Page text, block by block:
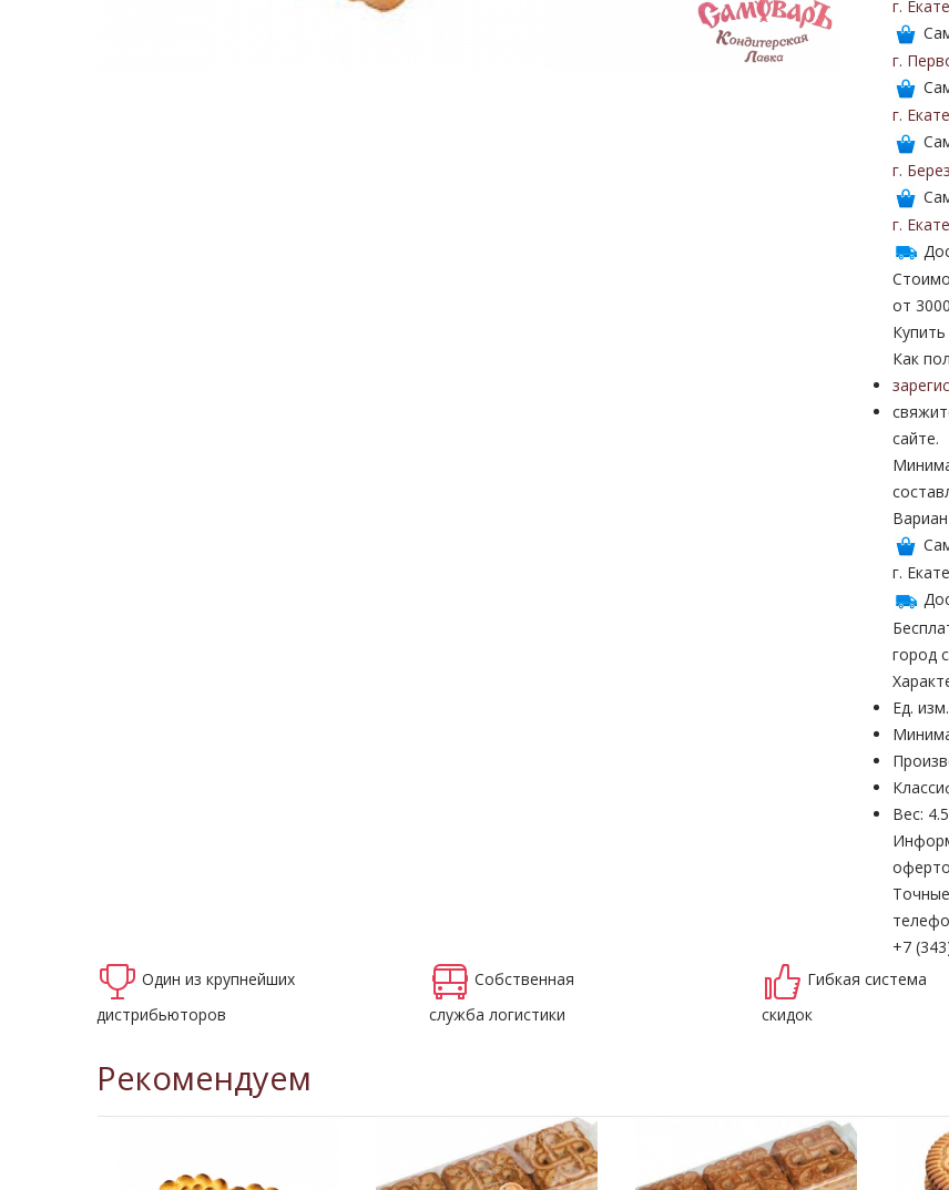
г.
г.
г.
г.
г.
от
Как
сайте.
г.
город
Ед.
Вес:
+7
Один из крупнейших
дистрибьюторов
Собственная
служба логистики
Гибкая система
скидок
Рекомендуем